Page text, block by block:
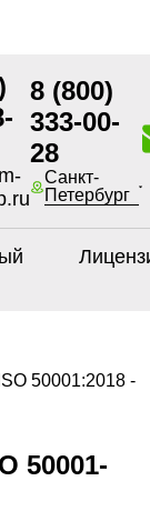
8 (800)
333-00-
28
Санкт-
Петербург
50001:2018 -
50001-